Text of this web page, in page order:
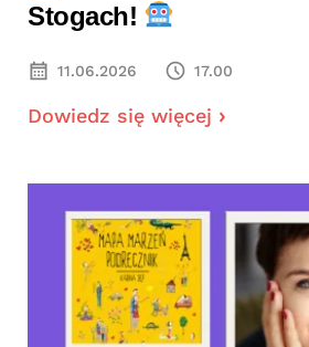
Stogach!
11.06.2026 17.00
Dowiedz się więcej